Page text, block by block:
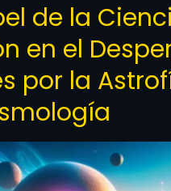
de la
en el
por la